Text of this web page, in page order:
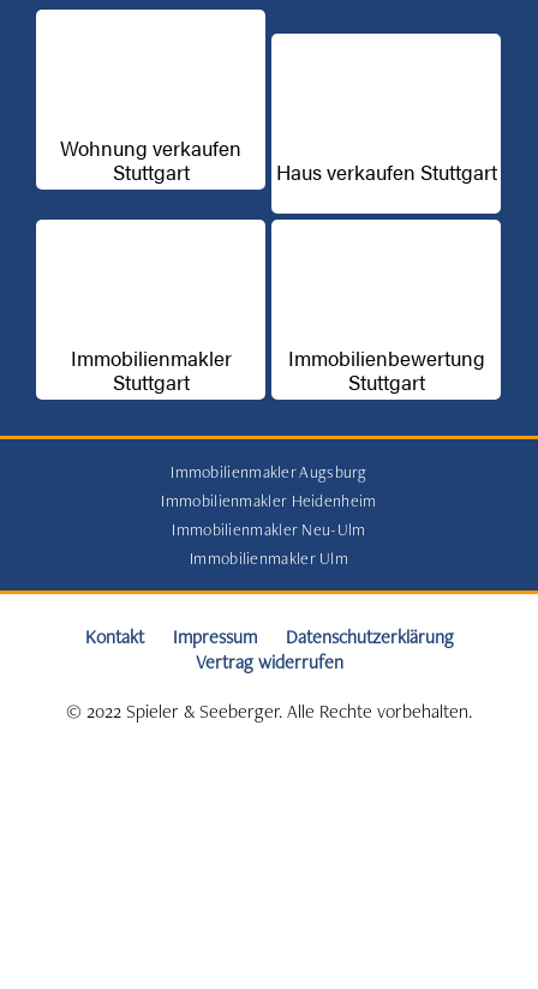
Wohnung verkaufen
Stuttgart
Haus verkaufen Stuttgart
Immobilienmakler
Stuttgart
Immobilienbewertung
Stuttgart
Immobilienmakler Augsburg
Immobilienmakler Heidenheim
Immobilienmakler Neu-Ulm
Immobilienmakler Ulm
Kontakt Impressum
Datenschutzerklärung
Vertrag widerrufen
© 2022 Spieler & Seeberger. Alle Rechte vorbehalten.